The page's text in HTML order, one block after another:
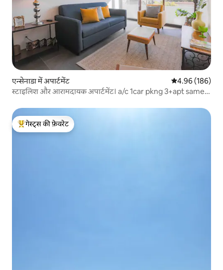
एन्सेनाडा में अपार्टमेंट औसत रेटिंग 5 में से
4.96 (186)
स्टाइलिश और आरामदायक अपार्टमेंट। a/c 1car pkng 3+apt same
गेस्ट्स का टॉप फ़ेवरेट
गेस्ट्स की फ़ेवरेट